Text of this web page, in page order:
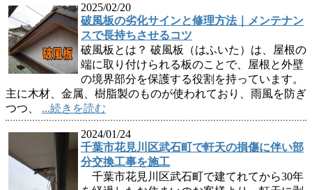
2025/02/20
破風板の劣化サインと修理方法｜メンテナン
スで長持ちさせるコツ
破風板とは？ 破風板（はふいた）は、屋根の
端に取り付けられる板のことで、屋根と外壁
の境界部分を保護する役割を持っています。
主に木材、金属、樹脂製のものが使われており、雨風を防ぎ
つつ、 ...続きを読む
2024/01/24
千葉市花見川区武石町で軒天の損傷に伴い部
分交換工事を施工
千葉市花見川区武石町で建てれてから30年